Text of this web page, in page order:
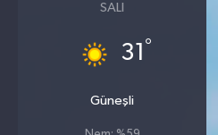
SALI
31 °
Güneşli